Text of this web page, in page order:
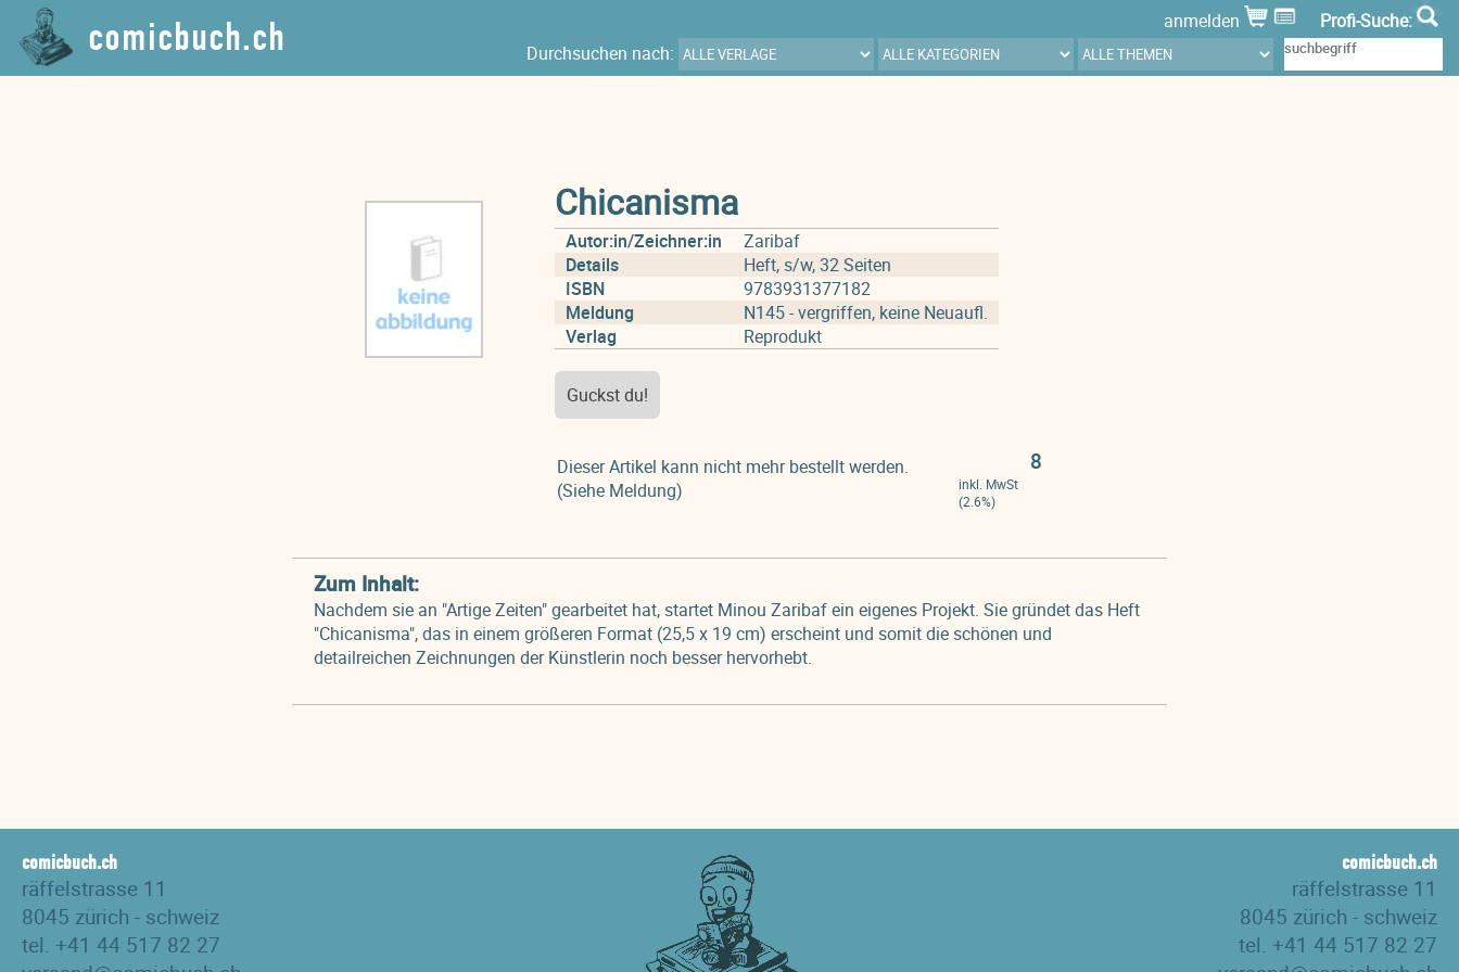
comicbuch.ch anmelden
Profi-Suche:
Durchsuchen nach:
Chicanisma
Autor:in/Zeichner:in
Zaribaf
Details
Heft, s/w, 32 Seiten
ISBN
9783931377182
Meldung
N145 - vergriffen, keine Neuaufl.
Verlag
Reprodukt
Guckst du!
Dieser Artikel kann nicht mehr bestellt werden.
(Siehe Meldung)
8
inkl. MwSt
(2.6%)
Zum Inhalt:
Nachdem sie an "Artige Zeiten" gearbeitet hat, startet Minou Zaribaf ein eigenes Projekt. Sie gründet das Heft
"Chicanisma", das in einem größeren Format (25,5 x 19 cm) erscheint und somit die schönen und
detailreichen Zeichnungen der Künstlerin noch besser hervorhebt.
comicbuch.ch
räffelstrasse 11
8045 zürich - schweiz
tel. +41 44 517 82 27
comicbuch.ch
räffelstrasse 11
8045 zürich - schweiz
tel. +41 44 517 82 27